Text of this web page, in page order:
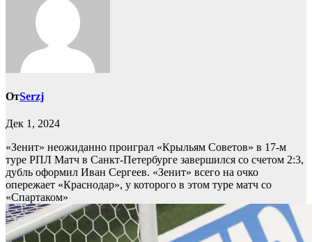
ОтSerzj
Дек 1, 2024
«Зенит» неожиданно проиграл «Крыльям Советов» в 17-м
туре РПЛ Матч в Санкт-Петербурге завершился со счетом 2:3,
дубль оформил Иван Сергеев. «Зенит» всего на очко
опережает «Краснодар», у которого в этом туре матч со
«Спартаком»